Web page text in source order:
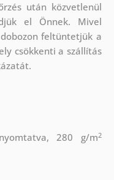
után közvetlenül
el Önnek. Mivel
feltüntetjük a
csökkenti a szállítás
280 g/m2